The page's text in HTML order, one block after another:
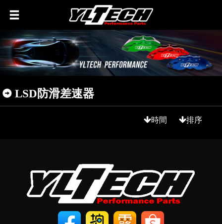
LSD防滑差速器
時間 排序